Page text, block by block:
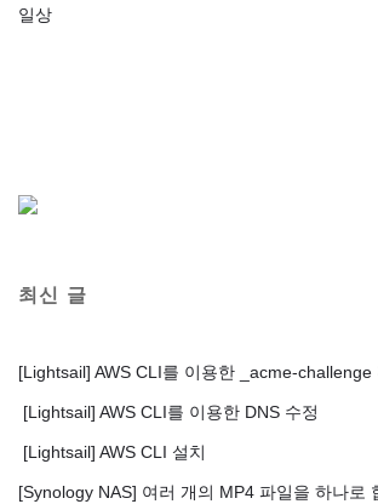
일상
최신 글
[Lightsail] AWS CLI를 이용한 _acme-challenge
[Lightsail] AWS CLI를 이용한 DNS 수정
[Lightsail] AWS CLI 설치
[Synology NAS] 여러 개의 MP4 파일을 하나로